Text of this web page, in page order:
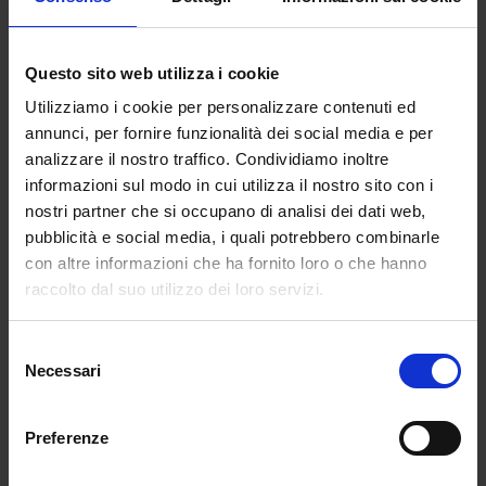
Questo sito web utilizza i cookie
Utilizziamo i cookie per personalizzare contenuti ed
annunci, per fornire funzionalità dei social media e per
analizzare il nostro traffico. Condividiamo inoltre
informazioni sul modo in cui utilizza il nostro sito con i
nostri partner che si occupano di analisi dei dati web,
pubblicità e social media, i quali potrebbero combinarle
con altre informazioni che ha fornito loro o che hanno
raccolto dal suo utilizzo dei loro servizi.
delNecessari
Preferenze
passerella. Qui, Undercover riesce a dialogare
istante.
Un’opera teatrale più che una sfilata: trench
spettacolari, maschere inquietanti e un senso di
malinconia futuristica che conferma la grandezza
del marchio. Takahashi dimostra ancora una volta
la sua maestria nel raccontare storie attraverso i
vestiti.